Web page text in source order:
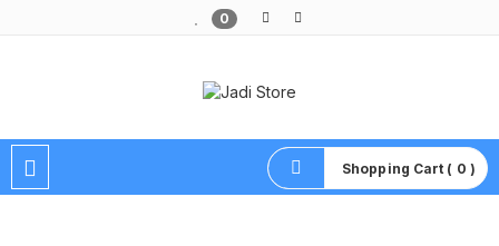
0
Shopping Cart ( 0 )